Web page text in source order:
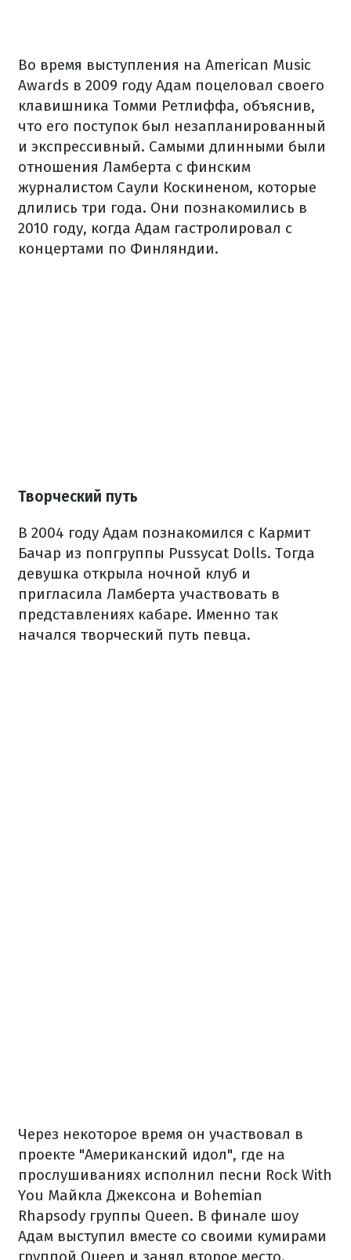
Во время выступления на American Music
Awards в 2009 году Адам поцеловал своего
клавишника Томми Ретлиффа, объяснив,
что его поступок был незапланированный
и экспрессивный. Самыми длинными были
отношения Ламберта с финским
журналистом Саули Коскиненом, которые
длились три года. Они познакомились в
2010 году, когда Адам гастролировал с
концертами по Финляндии.
Творческий путь
В 2004 году Адам познакомился с Кармит
Бачар из попгруппы Pussycat Dolls. Тогда
девушка открыла ночной клуб и
пригласила Ламберта участвовать в
представлениях кабаре. Именно так
начался творческий путь певца.
Через некоторое время он участвовал в
проекте "Американский идол", где на
прослушиваниях исполнил песни Rock With
You Майкла Джексона и Bohemian
Rhapsody группы Queen. В финале шоу
Адам выступил вместе со своими кумирами